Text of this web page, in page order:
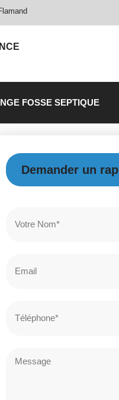
FOSSE SEPTIQUE
Demander un